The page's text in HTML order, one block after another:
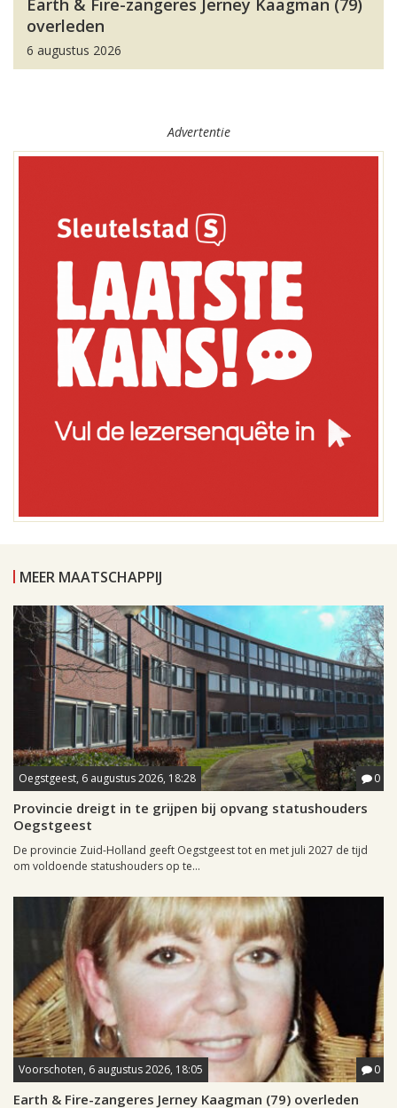
Earth & Fire-zangeres Jerney Kaagman (79)
overleden
6 augustus 2026
Advertentie
MEER MAATSCHAPPIJ
Oegstgeest, 6 augustus 2026, 18:28 0
Provincie dreigt in te grijpen bij opvang statushouders
Oegstgeest
De provincie Zuid-Holland geeft Oegstgeest tot en met juli 2027 de tijd
om voldoende statushouders op te...
Voorschoten, 6 augustus 2026, 18:05 0
Earth & Fire-zangeres Jerney Kaagman (79) overleden